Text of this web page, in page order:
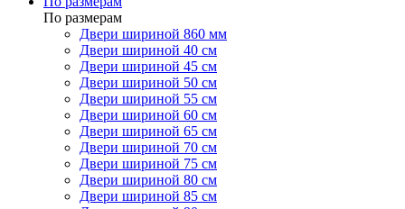
По размерам
Двери шириной 860 мм
Двери шириной 40 см
Двери шириной 45 см
Двери шириной 50 см
Двери шириной 55 см
Двери шириной 60 см
Двери шириной 65 см
Двери шириной 70 см
Двери шириной 75 см
Двери шириной 80 см
Двери шириной 85 см